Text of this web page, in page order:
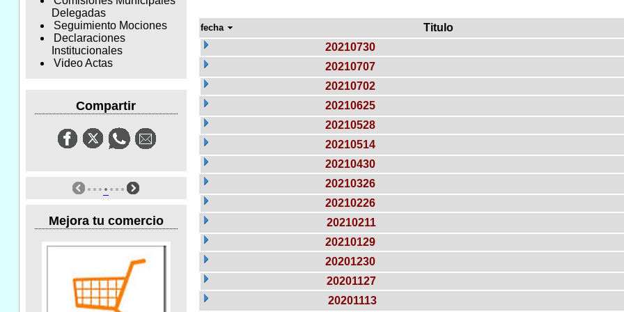
Delegadas
Seguimiento Mociones
Declaraciones
Institucionales
Video Actas
Compartir
Mejora tu comercio
fecha Titulo
20210730
20210707
20210702
20210625
20210528
20210514
20210430
20210326
20210226
20210211
20210129
20201230
20201127
20201113